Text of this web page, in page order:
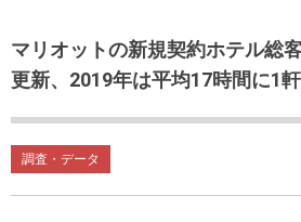
マリオットの新規契約ホテル総
更新、2019年は平均17時間に1
調査・データ